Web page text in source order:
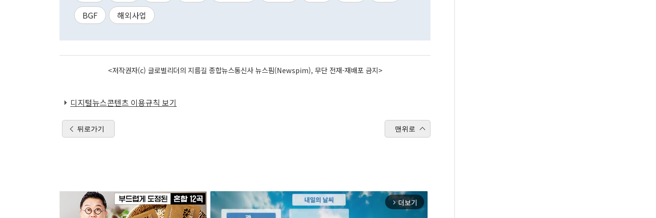
BGF
해외사업
<저작권자(c) 글로벌리더의 지름길 종합뉴스통신사 뉴스핌(Newspim), 무단 전재-재배포 금지>
디지털뉴스콘텐츠 이용규칙 보기
뒤로가기 맨위로
arrow_forward_ios 더보기